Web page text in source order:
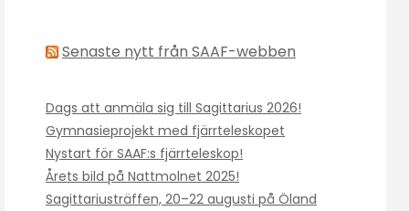
Senaste nytt från SAAF-webben
Dags att anmäla sig till Sagittarius 2026!
Gymnasieprojekt med fjärrteleskopet
Nystart för SAAF:s fjärrteleskop!
Årets bild på Nattmolnet 2025!
Sagittariusträffen, 20–22 augusti på Öland